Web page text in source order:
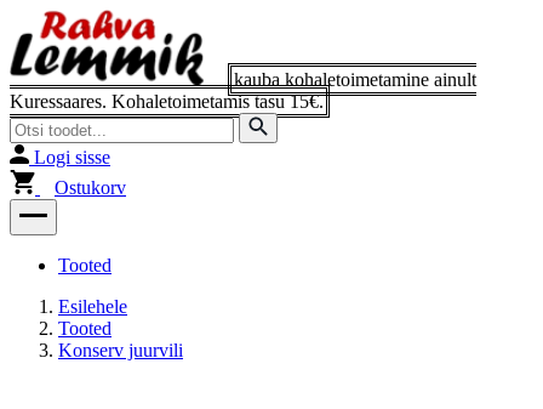
Logi sisse
Ostukorv
Tooted
Esilehele
Tooted
Konserv juurvili